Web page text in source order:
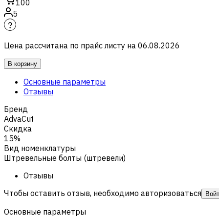
100
5
Цена рассчитана по прайс листу на 06.08.2026
В корзину
Основные параметры
Отзывы
Бренд
AdvaCut
Скидка
15%
Вид номенклатуры
Штревельные болты (штревели)
Отзывы
Чтобы оставить отзыв, необходимо авторизоваться
Основные параметры